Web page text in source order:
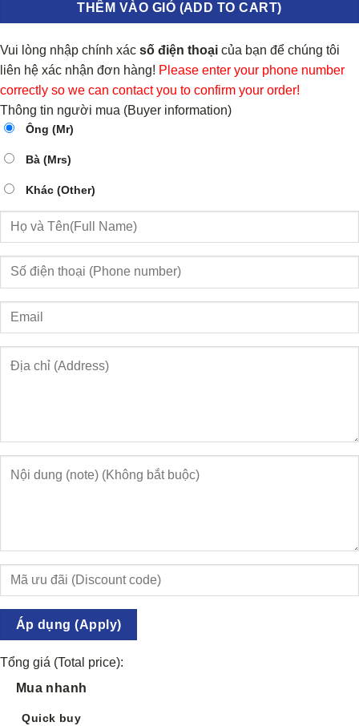
THÊM VÀO GIỎ (ADD TO CART)
Vui lòng nhập chính xác số điện thoại của bạn để chúng tôi
liên hệ xác nhận đơn hàng! Please enter your phone number
correctly so we can contact you to confirm your order!
Thông tin người mua (Buyer information)
Ông (Mr)
Bà (Mrs)
Khác (Other)
Áp dụng (Apply)
Tổng giá (Total price):
Mua nhanh
Quick buy